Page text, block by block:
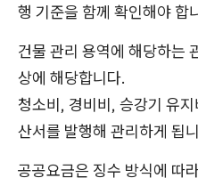
행 기준을 함께 확인해야 합
건물 관리 용역에 해당하는
상에 해당합니다.
청소비, 경비비, 승강기 유
산서를 발행해 관리하게 됩
공공요금은 징수 방식에 따